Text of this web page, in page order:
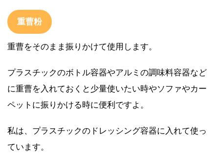
重曹粉
重曹をそのまま振りかけて使用します。
プラスチックのボトル容器やアルミの調味料容器など
に重曹を入れておくと少量使いたい時やソファやカー
ペットに振りかける時に便利ですよ。
私は、プラスチックのドレッシング容器に入れて使っ
ています。